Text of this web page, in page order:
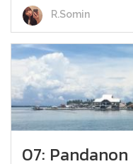
R.Somin
07: